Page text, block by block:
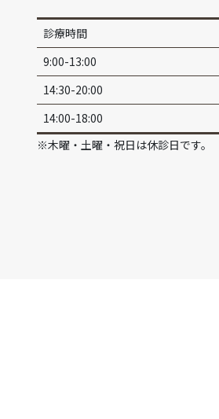
診療時間
9:00-13:00
14:30-20:00
14:00-18:00
※木曜・土曜・祝日は休診日です。